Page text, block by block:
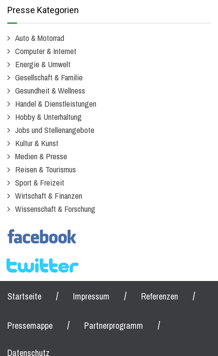
Presse Kategorien
Auto & Motorrad
Computer & Internet
Energie & Umwelt
Gesellschaft & Familie
Gesundheit & Wellness
Handel & Dienstleistungen
Hobby & Unterhaltung
Jobs und Stellenangebote
Kultur & Kunst
Medien & Presse
Reisen & Tourismus
Sport & Freizeit
Wirtschaft & Finanzen
Wissenschaft & Forschung
Startseite / Impressum / Referenzen /
Pressemappe / Partnerprogramm /
Datenschutz